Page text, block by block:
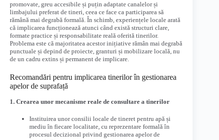
promovate, greu accesibile și puțin adaptate canalelor și
limbajului preferat de tineri, ceea ce face ca participarea să
rămână mai degrabă formală. În schimb, experiențele locale arată
că implicarea funcționează atunci când există structuri clare,
formate practice și responsabilitate reală oferită tinerilor.
Problema este că majoritatea acestor inițiative rămân mai degrabă
punctuale și depind de proiecte, granturi și mobilizare locală, nu
de un cadru extins și permanent de implicare.
Recomandări pentru implicarea tinerilor în gestionarea
apelor de suprafață
1. Crearea unor mecanisme reale de consultare a tinerilor
Instituirea unor consilii locale de tineret pentru apă și
mediu în fiecare localitate, cu reprezentare formală în
procesul decizional privind gestionarea apelor de